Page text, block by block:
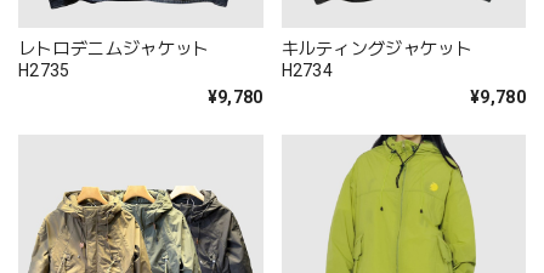
レトロデニムジャケット
H2735
¥9,780
キルティングジャケット
H2734
¥9,780